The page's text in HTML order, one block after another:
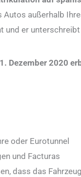
Autos außerhalb
und er
Dezember 2020
oder Eurotunnel
und Facturas
dass das